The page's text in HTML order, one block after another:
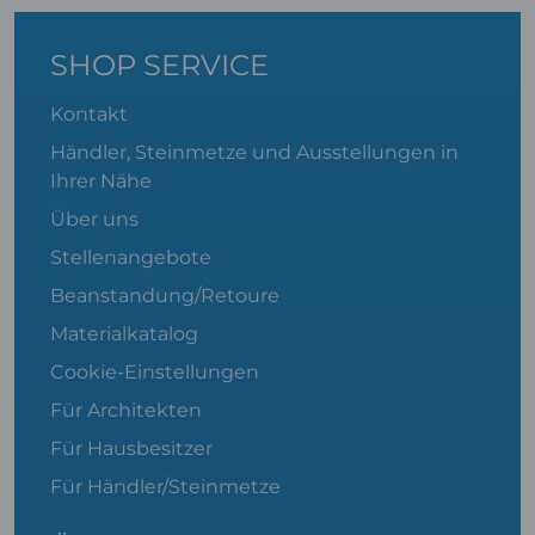
SHOP SERVICE
Kontakt
Händler, Steinmetze und Ausstellungen in
Ihrer Nähe
Über uns
Stellenangebote
Beanstandung/Retoure
Materialkatalog
Cookie-Einstellungen
Für Architekten
Für Hausbesitzer
Für Händler/Steinmetze